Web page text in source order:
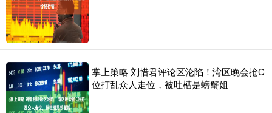
掌上策略 刘惜君评论区沦陷！湾区晚会抢C
位打乱众人走位，被吐槽是螃蟹姐